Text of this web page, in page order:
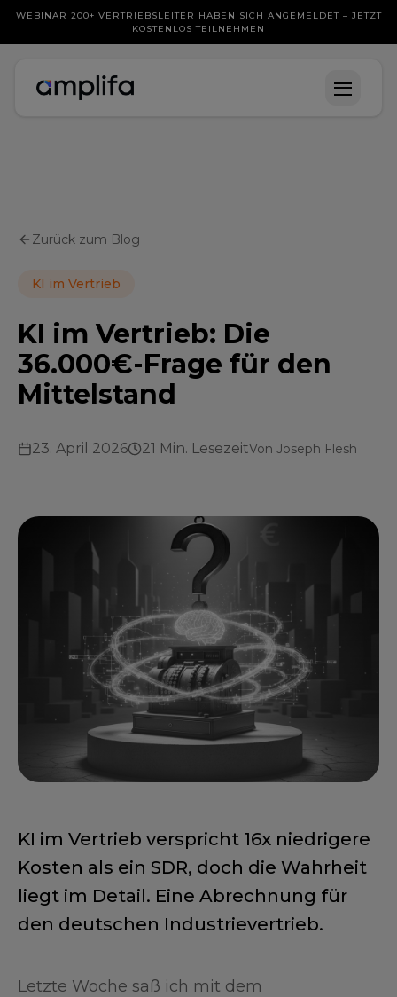
WEBINAR 200+ VERTRIEBSLEITER HABEN SICH ANGEMELDET – JETZT
KOSTENLOS TEILNEHMEN
Zurück zum Blog
KI im Vertrieb
KI im Vertrieb: Die
36.000€-Frage für den
Mittelstand
23. April 2026 21 Min. LesezeitVon Joseph Flesh
KI im Vertrieb verspricht 16x niedrigere
Kosten als ein SDR, doch die Wahrheit
liegt im Detail. Eine Abrechnung für
den deutschen Industrievertrieb.
Letzte Woche saß ich mit dem